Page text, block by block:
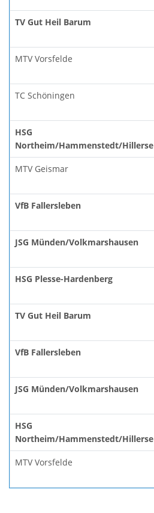
TV Gut Heil Barum
MTV Vorsfelde
TC Schöningen
HSG
Northeim/Hammenstedt/Hillerse
MTV Geismar
VfB Fallersleben
JSG Münden/Volkmarshausen
HSG Plesse-Hardenberg
TV Gut Heil Barum
VfB Fallersleben
JSG Münden/Volkmarshausen
HSG
Northeim/Hammenstedt/Hillerse
MTV Vorsfelde